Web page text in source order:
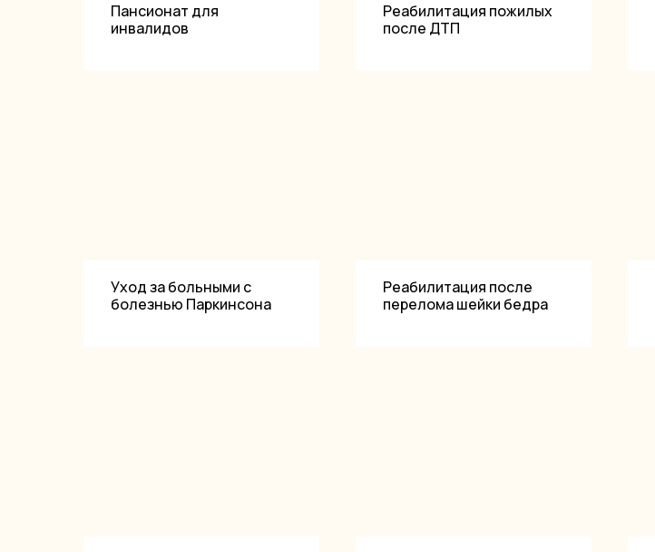
Пансионат для
инвалидов
Реабилитация пожилых
после ДТП
Уход за больными с
болезнью Паркинсона
Реабилитация после
перелома шейки бедра